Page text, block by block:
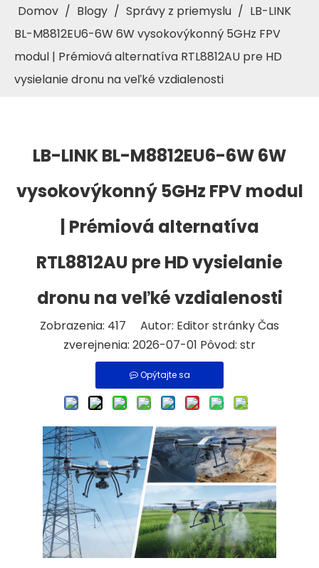
Domov / Blogy / Správy z priemyslu / LB-LINK
BL-M8812EU6-6W 6W vysokovýkonný 5GHz FPV
modul | Prémiová alternatíva RTL8812AU pre HD
vysielanie dronu na veľké vzdialenosti
LB-LINK BL-M8812EU6-6W 6W
vysokovýkonný 5GHz FPV modul
| Prémiová alternatíva
RTL8812AU pre HD vysielanie
dronu na veľké vzdialenosti
Zobrazenia: 417 Autor: Editor stránky Čas
zverejnenia: 2026-07-01 Pôvod: str
Opýtajte sa